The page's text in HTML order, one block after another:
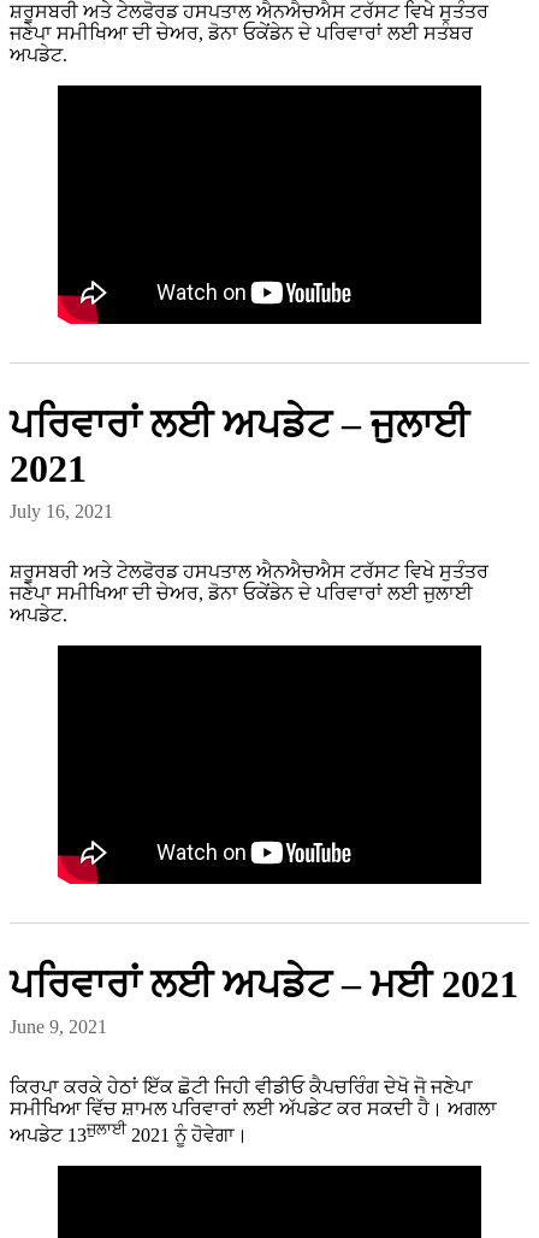
ਸ਼ਰੂਸਬਰੀ ਅਤੇ ਟੇਲਫੋਰਡ ਹਸਪਤਾਲ ਐਨਐਚਐਸ ਟਰੱਸਟ ਵਿਖੇ ਸੁਤੰਤਰ
ਜਣੇਪਾ ਸਮੀਖਿਆ ਦੀ ਚੇਅਰ, ਡੋਨਾ ਓਕੇਂਡੇਨ ਦੇ ਪਰਿਵਾਰਾਂ ਲਈ ਸਤੰਬਰ
ਅਪਡੇਟ.
ਪਰਿਵਾਰਾਂ ਲਈ ਅਪਡੇਟ – ਜੁਲਾਈ
2021
July 16, 2021
ਸ਼ਰੂਸਬਰੀ ਅਤੇ ਟੇਲਫੋਰਡ ਹਸਪਤਾਲ ਐਨਐਚਐਸ ਟਰੱਸਟ ਵਿਖੇ ਸੁਤੰਤਰ
ਜਣੇਪਾ ਸਮੀਖਿਆ ਦੀ ਚੇਅਰ, ਡੋਨਾ ਓਕੇਂਡੇਨ ਦੇ ਪਰਿਵਾਰਾਂ ਲਈ ਜੁਲਾਈ
ਅਪਡੇਟ.
ਪਰਿਵਾਰਾਂ ਲਈ ਅਪਡੇਟ – ਮਈ 2021
June 9, 2021
ਕਿਰਪਾ ਕਰਕੇ ਹੇਠਾਂ ਇੱਕ ਛੋਟੀ ਜਿਹੀ ਵੀਡੀਓ ਕੈਪਚਰਿੰਗ ਦੇਖੋ ਜੋ ਜਣੇਪਾ
ਸਮੀਖਿਆ ਵਿੱਚ ਸ਼ਾਮਲ ਪਰਿਵਾਰਾਂ ਲਈ ਅੱਪਡੇਟ ਕਰ ਸਕਦੀ ਹੈ। ਅਗਲਾ
ਅਪਡੇਟ 13ਜੁਲਾਈ 2021 ਨੂੰ ਹੋਵੇਗਾ।